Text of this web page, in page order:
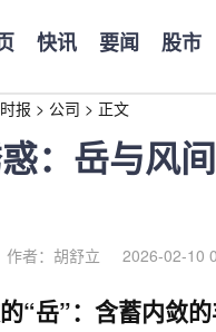
快讯 要闻 股市
报 > 公司 > 正文
：岳与风
作者：胡舒立 2026-02-10
“岳”：含蓄内敛